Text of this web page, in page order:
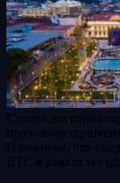
Страна докупила
продолжая
Напомним, что
BTC в рамках